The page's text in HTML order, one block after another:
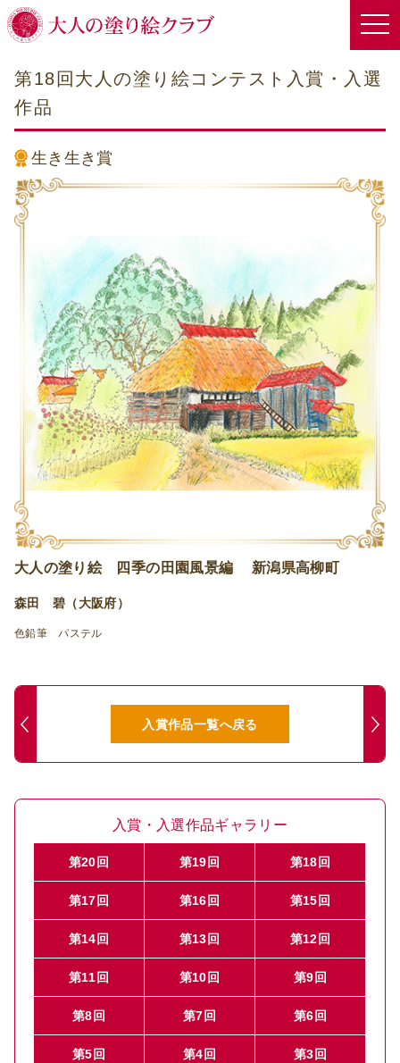
第18回大人の塗り絵コンテスト入賞・入選
作品
生き生き賞
大人の塗り絵 四季の田園風景編 新潟県高柳町
森田 碧（大阪府）
色鉛筆 パステル
入賞作品一覧へ戻る
入賞・入選作品ギャラリー
第20回 第19回 第18回
第17回 第16回 第15回
第14回 第13回 第12回
第11回 第10回 第9回
第8回 第7回 第6回
第5回 第4回 第3回